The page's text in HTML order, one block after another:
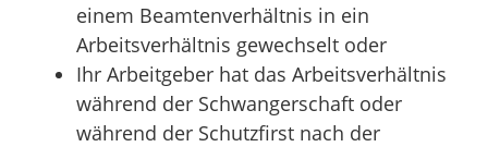
einem Beamtenverhältnis in ein
Arbeitsverhältnis gewechselt oder
Ihr Arbeitgeber hat das Arbeitsverhältnis
während der Schwangerschaft oder
während der Schutzfirst nach der